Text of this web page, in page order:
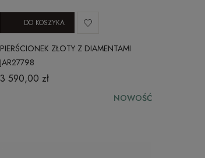
PIERŚCIONEK ZŁOTY Z DIAMENTAMI
JAR27798
3 590,00 zł
DO KOSZYKA
NOWOŚĆ